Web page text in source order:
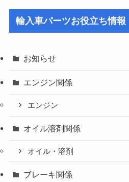
輸入車パーツお役立ち情報
お知らせ
エンジン関係
エンジン
オイル溶剤関係
オイル・溶剤
ブレーキ関係